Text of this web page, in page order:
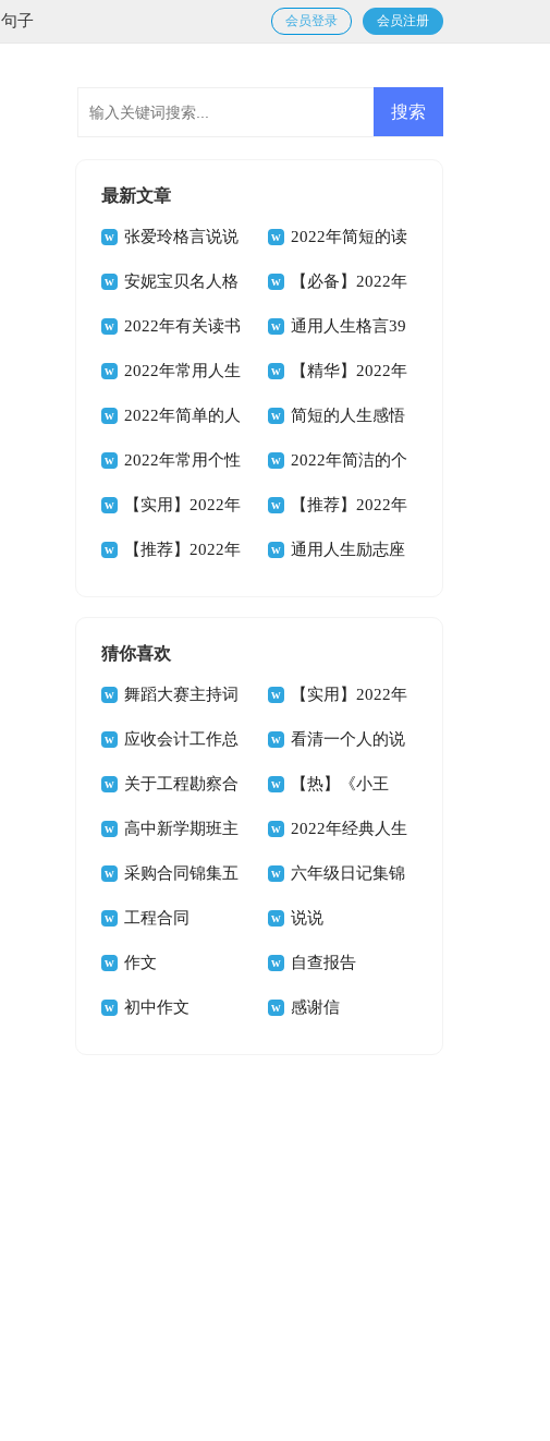
句子 会员登录 会员注册
最新文章
张爱玲格言说说
汇总100句精选
2022年简短的读
书的格言汇编54句
安妮宝贝名人格
言说说（通用90
句）
【必备】2022年
励志座右铭合集68
句
2022年有关读书
的格言合集84句
通用人生格言39
句
2022年常用人生
格言警句锦集40句
【精华】2022年
人生格言座右铭集合
95句
2022年简单的人
生励志座右铭锦集
88条
简短的人生感悟
格言66句
2022年常用个性
人生格言集锦38条
2022年简洁的个
性人生格言集合56
句
【实用】2022年
人生格言警句摘录
【推荐】2022年
励志座右铭汇编94
【推荐】2022年 通用人生励志座
猜你喜欢
舞蹈大赛主持词
14篇
【实用】2022年
悲伤唯美句子集合
39条
应收会计工作总
结
看清一个人的说
说
关于工程勘察合
同
【热】《小王
子》读书心得
高中新学期班主
任工作计划
2022年经典人生
唯美的句子汇总66
句
采购合同锦集五
篇
六年级日记集锦
15篇
工程合同 说说
作文 自查报告
初中作文 感谢信